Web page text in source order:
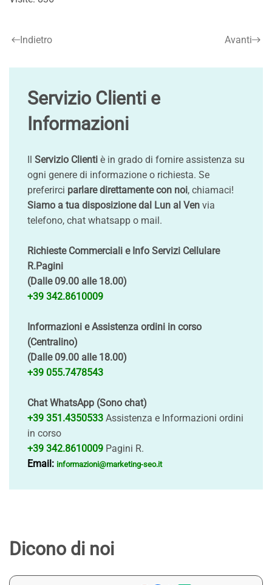
Indietro Avanti
Servizio Clienti e
Informazioni
Il Servizio Clienti è in grado di fornire assistenza su
ogni genere di informazione o richiesta. Se
preferirci parlare direttamente con noi, chiamaci!
Siamo a tua disposizione dal Lun al Ven via
telefono, chat whatsapp o mail.
Richieste Commerciali e Info Servizi Cellulare
R.Pagini
(Dalle 09.00 alle 18.00)
+39 342.8610009
Informazioni e Assistenza ordini in corso
(Centralino)
(Dalle 09.00 alle 18.00)
+39 055.7478543
Chat WhatsApp (Sono chat)
+39 351.4350533 Assistenza e Informazioni ordini
in corso
+39 342.8610009 Pagini R.
Email: informazioni@marketing-seo.it
Dicono di noi